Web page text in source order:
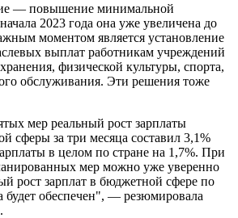
— повышение минимальной
2023 года она уже увеличена до
моментом является установление
выплат работникам учреждений
физической культуры, спорта,
обслуживания. Эти решения тоже
мер реальный рост зарплаты
сферы за три месяца составил 3,1%
в целом по стране на 1,7%. При
мер можно уже уверенно
рост зарплат в бюджетной сфере по
будет обеспечен", — резюмировала